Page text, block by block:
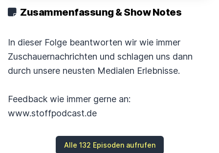
Zusammenfassung & Show Notes
In dieser Folge beantworten wir wie immer
Zuschauernachrichten und schlagen uns dann
durch unsere neusten Medialen Erlebnisse.
Feedback wie immer gerne an:
www.stoffpodcast.de
Alle 132 Episoden aufrufen